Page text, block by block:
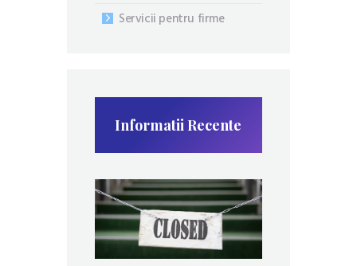
Servicii pentru firme
Informatii Recente